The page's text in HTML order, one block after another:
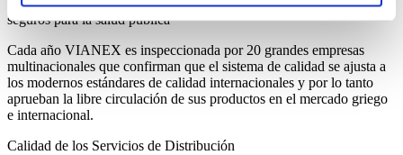
médicos), asegurando que los productos son dealta calidady son
seguros para la salud pública
Cada año VIANEX es inspeccionada por 20 grandes empresas
multinacionales que confirman que el sistema de calidad se ajusta a
los modernos estándares de calidad internacionales y por lo tanto
aprueban la libre circulación de sus productos en el mercado griego
e internacional.
Calidad de los Servicios de Distribución